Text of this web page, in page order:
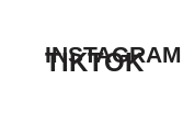
INSTAGRAM
TIKTOK